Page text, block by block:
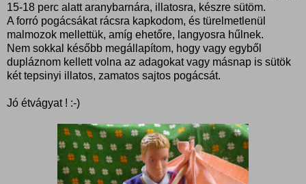
15-18 perc alatt aranybarnára, illatosra, készre sütöm.
A forró pogácsákat rácsra kapkodom, és türelmetlenül
malmozok mellettük, amíg ehetőre, langyosra hűlnek.
Nem sokkal később megállapítom, hogy vagy egyből
dupláznom kellett volna az adagokat vagy másnap is sütök
két tepsinyi illatos, zamatos sajtos pogácsát.
Jó étvágyat ! :-)